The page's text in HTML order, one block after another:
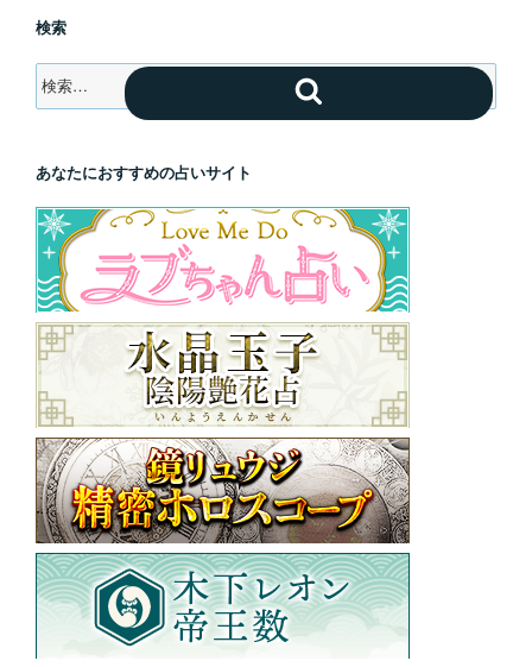
検索
検
索:
索
あなたにおすすめの占いサイト